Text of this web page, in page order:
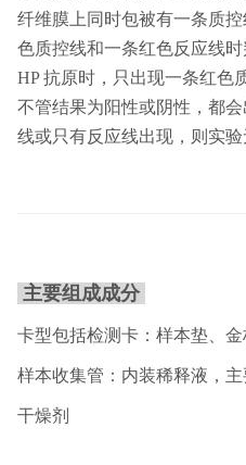
纤维膜上同时包被有一条质
色质控线和一条红色反应线
HP 抗原时，只出现一条红色
不管结果为阳性或阴性，都
线或只有反应线出现，则实验
主要组成成分
卡型包括检测卡：样本垫、
样本收集管：内装稀释液，主
干燥剂